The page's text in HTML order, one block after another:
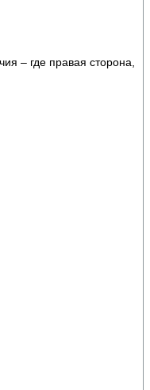
– где правая сторона,